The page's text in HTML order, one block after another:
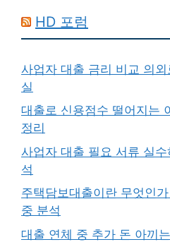
HD 포럼
사업자 대출 금리 비교 의
실
대출로 신용점수 떨어지는
정리
사업자 대출 필요 서류 실
석
주택담보대출이란 무엇인
중 분석
대출 연체 중 추가 돈 아끼